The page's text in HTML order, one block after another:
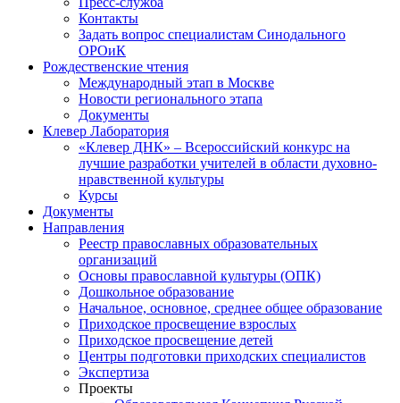
Контакты
Задать вопрос специалистам Синодального
ОРОиК
Рождественские чтения
Международный этап в Москве
Новости регионального этапа
Документы
Клевер Лаборатория
«Клевер ДНК» – Всероссийский конкурс на
лучшие разработки учителей в области духовно-
нравственной культуры
Курсы
Документы
Направления
Реестр православных образовательных
организаций
Основы православной культуры (ОПК)
Дошкольное образование
Начальное, основное, среднее общее образование
Приходское просвещение взрослых
Приходское просвещение детей
Центры подготовки приходских специалистов
Экспертиза
Проекты